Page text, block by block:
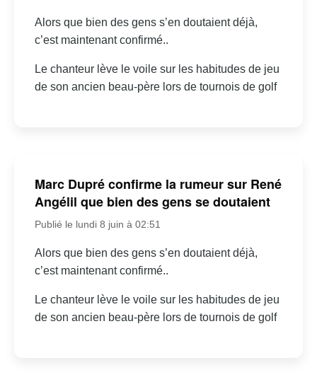
Alors que bien des gens s’en doutaient déjà,
c’est maintenant confirmé..
Le chanteur lève le voile sur les habitudes de jeu
de son ancien beau-père lors de tournois de golf
Marc Dupré confirme la rumeur sur René
Angélil que bien des gens se doutaient
Publié le lundi 8 juin à 02:51
Alors que bien des gens s’en doutaient déjà,
c’est maintenant confirmé..
Le chanteur lève le voile sur les habitudes de jeu
de son ancien beau-père lors de tournois de golf